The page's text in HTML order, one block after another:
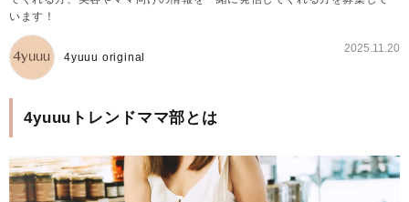
います！
4yuuu original
2025.11.20
4yuuuトレンドママ部とは